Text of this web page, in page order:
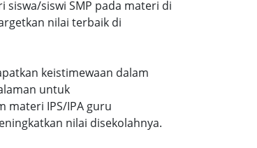
siswi SMP pada materi di
nilai terbaik di
keistimewaan dalam
untuk
materi IPS/IPA guru
nilai disekolahnya.